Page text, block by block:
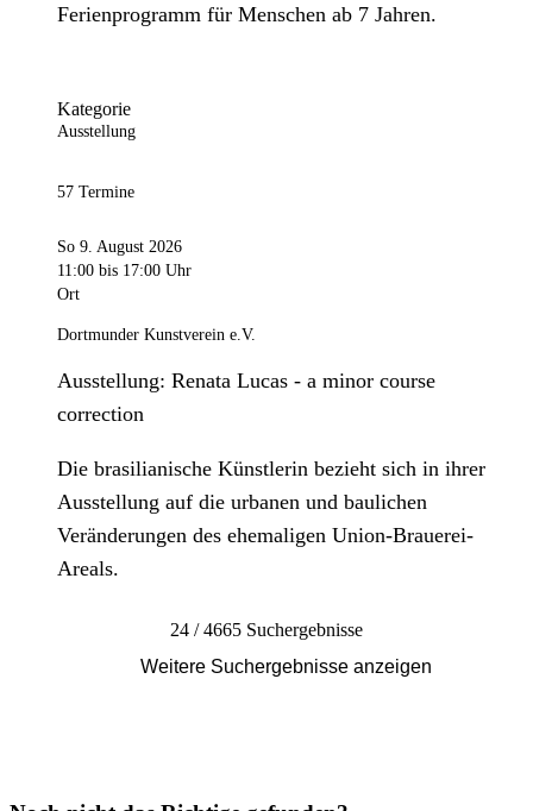
Ferienprogramm für Menschen ab 7 Jahren.
Kategorie
Ausstellung
57 Termine
So 9. August 2026
11:00 bis 17:00 Uhr
Ort
Dortmunder Kunstverein e.V.
Ausstellung: Renata Lucas - a minor course
correction
Die brasilianische Künstlerin bezieht sich in ihrer
Ausstellung auf die urbanen und baulichen
Veränderungen des ehemaligen Union-Brauerei-
Areals.
24 / 4665 Suchergebnisse
Weitere Suchergebnisse anzeigen